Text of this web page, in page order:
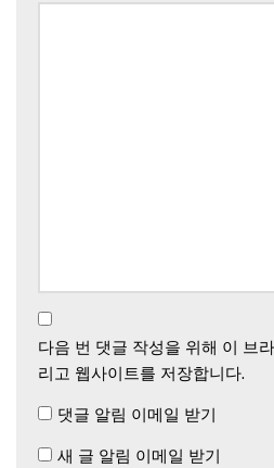
다음 번 댓글 작성을 위해 이 브
리고 웹사이트를 저장합니다.
댓글 알림 이메일 받기
새 글 알림 이메일 받기